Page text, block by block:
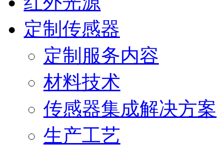
定制传感器
定制服务内容
材料技术
传感器集成解决方案
生产工艺